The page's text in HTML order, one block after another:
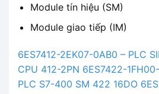
Module tín hiệu (SM)
Module giao tiếp (IM)
6ES7412-2EK07-0AB0 – PLC
CPU 412-2PN 6ES7422-
PLC S7-400 SM 422 16DO